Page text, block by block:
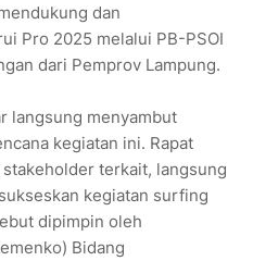
dan
Pro 2025 melalui PB-PSOI
dari Pemprov Lampung.
langsung menyambut
kegiatan ini. Rapat
terkait, langsung
kegiatan surfing
dipimpin oleh
Bidang